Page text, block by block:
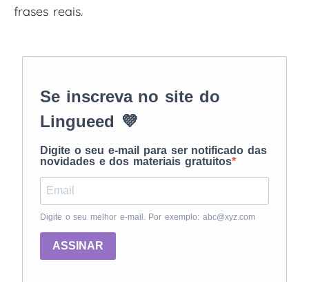
frases reais.
Se inscreva no site do
Lingueed 💜
Digite o seu e-mail para ser notificado das
novidades e dos materiais gratuitos
Digite o seu melhor e-mail. Por exemplo: abc@xyz.com
ASSINAR